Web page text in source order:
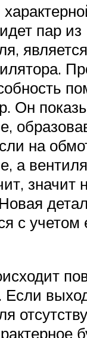
пар из
Он
на
а
значит
с учетом